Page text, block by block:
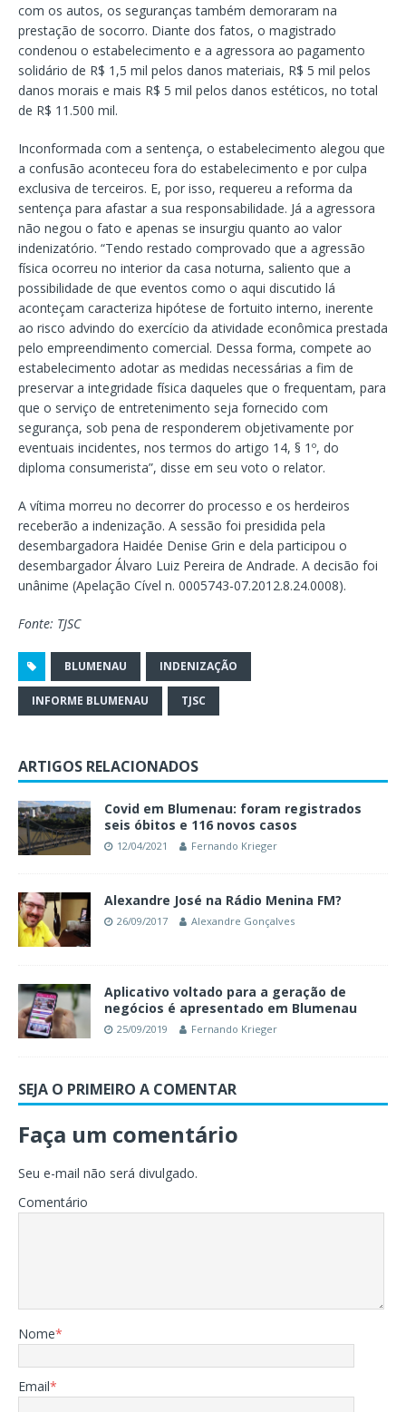
com os autos, os seguranças também demoraram na
prestação de socorro. Diante dos fatos, o magistrado
condenou o estabelecimento e a agressora ao pagamento
solidário de R$ 1,5 mil pelos danos materiais, R$ 5 mil pelos
danos morais e mais R$ 5 mil pelos danos estéticos, no total
de R$ 11.500 mil.
Inconformada com a sentença, o estabelecimento alegou que
a confusão aconteceu fora do estabelecimento e por culpa
exclusiva de terceiros. E, por isso, requereu a reforma da
sentença para afastar a sua responsabilidade. Já a agressora
não negou o fato e apenas se insurgiu quanto ao valor
indenizatório. “Tendo restado comprovado que a agressão
física ocorreu no interior da casa noturna, saliento que a
possibilidade de que eventos como o aqui discutido lá
aconteçam caracteriza hipótese de fortuito interno, inerente
ao risco advindo do exercício da atividade econômica prestada
pelo empreendimento comercial. Dessa forma, compete ao
estabelecimento adotar as medidas necessárias a fim de
preservar a integridade física daqueles que o frequentam, para
que o serviço de entretenimento seja fornecido com
segurança, sob pena de responderem objetivamente por
eventuais incidentes, nos termos do artigo 14, § 1º, do
diploma consumerista”, disse em seu voto o relator.
A vítima morreu no decorrer do processo e os herdeiros
receberão a indenização. A sessão foi presidida pela
desembargadora Haidée Denise Grin e dela participou o
desembargador Álvaro Luiz Pereira de Andrade. A decisão foi
unânime (Apelação Cível n. 0005743-07.2012.8.24.0008).
Fonte: TJSC
BLUMENAU INDENIZAÇÃO
INFORME BLUMENAU TJSC
ARTIGOS RELACIONADOS
Covid em Blumenau: foram registrados
seis óbitos e 116 novos casos
12/04/2021 Fernando Krieger
Alexandre José na Rádio Menina FM?
26/09/2017 Alexandre Gonçalves
Aplicativo voltado para a geração de
negócios é apresentado em Blumenau
25/09/2019 Fernando Krieger
SEJA O PRIMEIRO A COMENTAR
Faça um comentário
Seu e-mail não será divulgado.
Comentário
Nome*
Email*